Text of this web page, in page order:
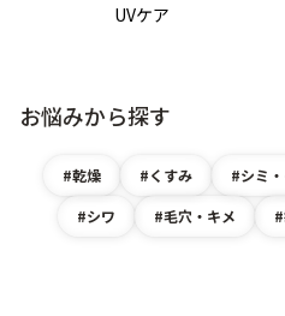
UVケア
お悩みから探す
乾燥 くすみ シミ
シワ
毛穴・キメ